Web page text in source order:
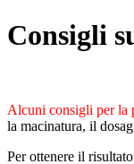
Consigli
Alcuni consigli per la
la macinatura, il
Per ottenere il